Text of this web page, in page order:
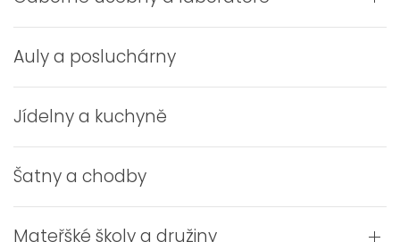
Auly a posluchárny
Jídelny a kuchyně
Šatny a chodby
Mateřšké školy a družiny